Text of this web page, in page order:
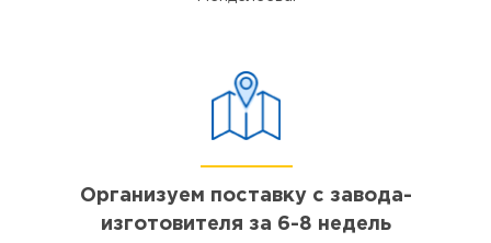
Организуем поставку с завода-
изготовителя за 6-8 недель